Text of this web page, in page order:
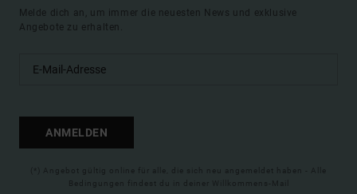
Melde dich an, um immer die neuesten News und exklusive
Angebote zu erhalten.
ANMELDEN
(*) Angebot gültig online für alle, die sich neu angemeldet haben - Alle
Bedingungen findest du in deiner Willkommens-Mail